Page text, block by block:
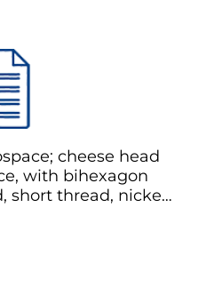
для новых
cheese head
with bihexagon
short thread, nickel